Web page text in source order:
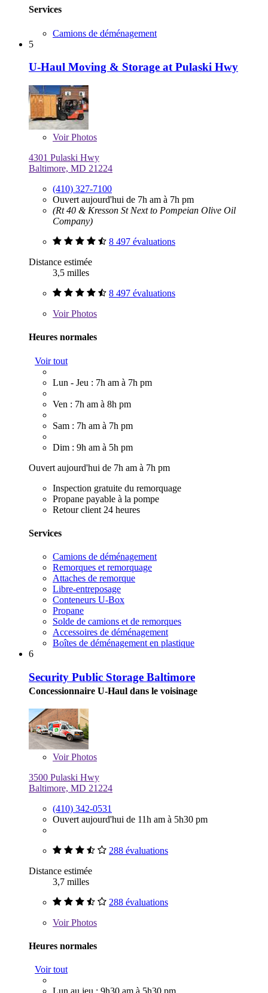
Services
Camions de déménagement
5
U-Haul Moving & Storage at Pulaski Hwy
VoirPhotos
4301 Pulaski Hwy
Baltimore, MD 21224
(410) 327-7100
Ouvert aujourd'hui de 7h am à 7h pm
(Rt 40 & Kresson St Next to Pompeian Olive Oil
Company)
8 497 évaluations
Distance estimée
3,5 milles
8 497 évaluations
VoirPhotos
Heures normales
Voir tout
Lun - Jeu : 7h am à 7h pm
Ven : 7h am à 8h pm
Sam : 7h am à 7h pm
Dim : 9h am à 5h pm
Ouvert aujourd'hui de 7h am à 7h pm
Inspection gratuite du remorquage
Propane payable à la pompe
Retour client 24 heures
Services
Camions de déménagement
Remorques et remorquage
Attaches de remorque
Libre-entreposage
Conteneurs U-Box
Propane
Solde de camions et de remorques
Accessoires de déménagement
Boîtes de déménagement en plastique
6
Security Public Storage Baltimore
Concessionnaire U-Haul dans le voisinage
VoirPhotos
3500 Pulaski Hwy
Baltimore, MD 21224
(410) 342-0531
Ouvert aujourd'hui de 11h am à 5h30 pm
288 évaluations
Distance estimée
3,7 milles
288 évaluations
VoirPhotos
Heures normales
Voir tout
Lun au jeu : 9h30 am à 5h30 pm